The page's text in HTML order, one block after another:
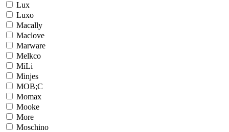
Lux
Luxo
Macally
Maclove
Marware
Melkco
MiLi
Minjes
MOB;C
Momax
Mooke
More
Moschino